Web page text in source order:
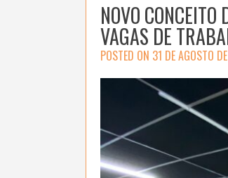
NOVO
VAGAS DE
POSTED ON 31 DE AGOSTO